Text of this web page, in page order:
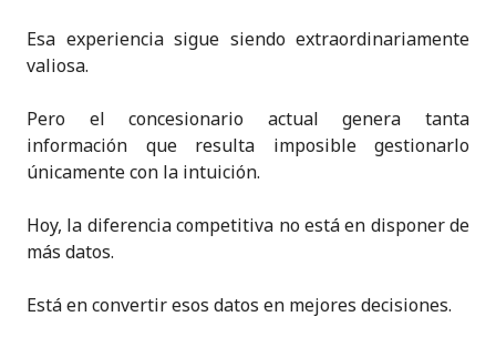
Esa experiencia sigue siendo extraordinariamente
valiosa.
Pero el concesionario actual genera tanta
información que resulta imposible gestionarlo
únicamente con la intuición.
Hoy, la diferencia competitiva no está en disponer de
más datos.
Está en convertir esos datos en mejores decisiones.